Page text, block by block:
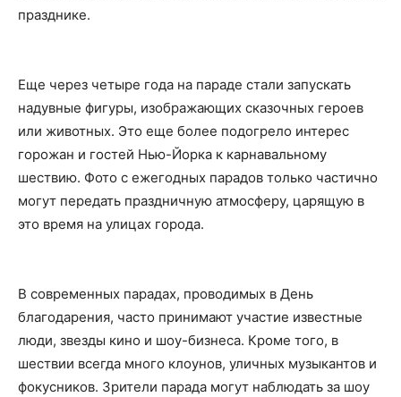
празднике.
Еще через четыре года на параде стали запускать
надувные фигуры, изображающих сказочных героев
или животных. Это еще более подогрело интерес
горожан и гостей Нью-Йорка к карнавальному
шествию. Фото с ежегодных парадов только частично
могут передать праздничную атмосферу, царящую в
это время на улицах города.
В современных парадах, проводимых в День
благодарения, часто принимают участие известные
люди, звезды кино и шоу-бизнеса. Кроме того, в
шествии всегда много клоунов, уличных музыкантов и
фокусников. Зрители парада могут наблюдать за шоу